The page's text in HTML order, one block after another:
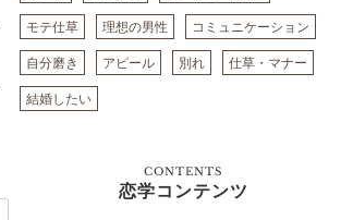
モテ仕草 理想の男性 コミュニケーション
自分磨き アピール 別れ 仕草・マナー
結婚したい
CONTENTS
恋学コンテンツ